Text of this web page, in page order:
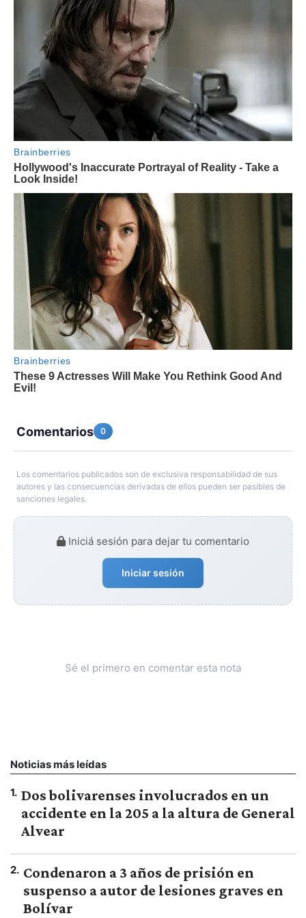
Comentarios 0
Los comentarios publicados son de exclusiva responsabilidad de sus
autores y las consecuencias derivadas de ellos pueden ser pasibles de
sanciones legales.
Iniciá sesión para dejar tu comentario
Iniciar sesión
Sé el primero en comentar esta nota
Noticias más leídas
1. Dos bolivarenses involucrados en un
accidente en la 205 a la altura de General
Alvear
2. Condenaron a 3 años de prisión en
suspenso a autor de lesiones graves en
Bolívar